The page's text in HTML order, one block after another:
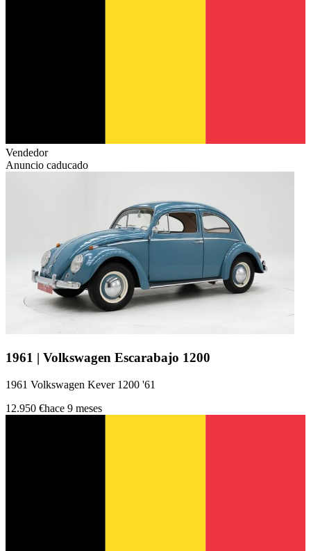
Vendedor
Anuncio caducado
1961 | Volkswagen Escarabajo 1200
1961 Volkswagen Kever 1200 '61
12.950 €hace 9 meses